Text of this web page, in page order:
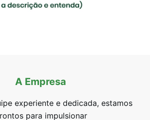
A Empresa
experiente e dedicada, estamos
para impulsionar